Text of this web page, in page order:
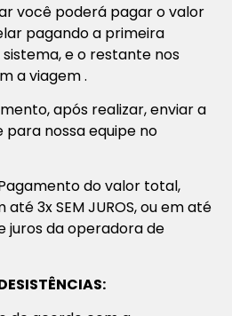
você poderá pagar o valor
pagando a primeira
e o restante nos
a viagem .
após realizar, enviar a
nossa equipe no
do valor total,
3x SEM JUROS, ou em até
juros da operadora de